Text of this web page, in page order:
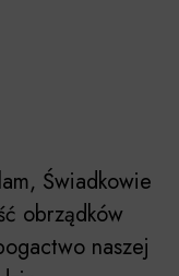
Świadkowie
obrządków
naszej